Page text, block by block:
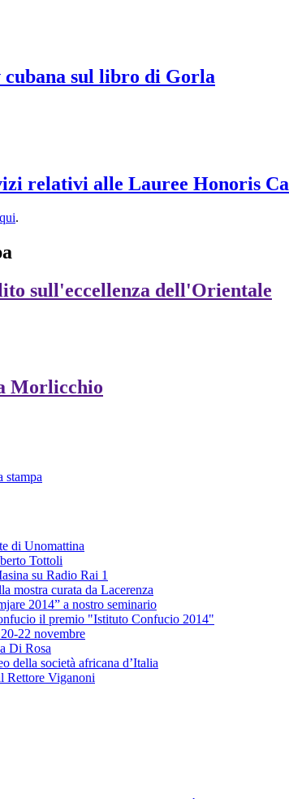
sul libro di Gorla
relativi alle Lauree Honoris
qui.
sull'eccellenza dell'Orientale
Morlicchio
stampa
di Unomattina
Tottoli
su Radio Rai 1
mostra curata da Lacerenza
2014” a nostro seminario
il premio "Istituto Confucio 2014"
22 novembre
Di Rosa
della società africana d’Italia
Rettore Viganoni